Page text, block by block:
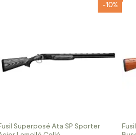
Superposé Ata SP Sporter
-10%